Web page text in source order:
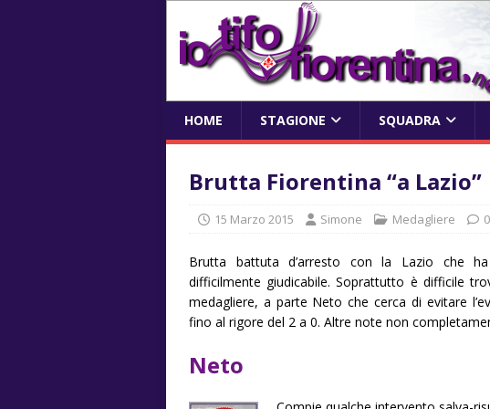
HOME STAGIONE SQUADRA
Brutta Fiorentina “a Lazio”
15 Marzo 2015 Simone Medagliere 0
Brutta battuta d’arresto con la Lazio che
difficilmente giudicabile. Soprattutto è difficile
medagliere, a parte Neto che cerca di evitare
fino al rigore del 2 a 0. Altre note non
Neto